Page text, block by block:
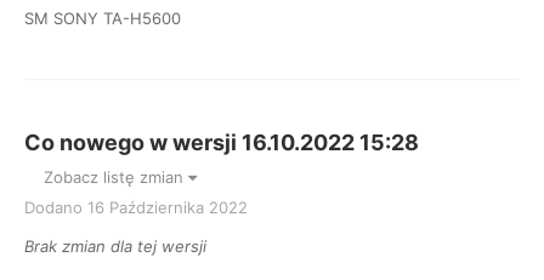
SM SONY TA-H5600
Co nowego w wersji 16.10.2022 15:28
Zobacz listę zmian
Dodano 16 Października 2022
Brak zmian dla tej wersji